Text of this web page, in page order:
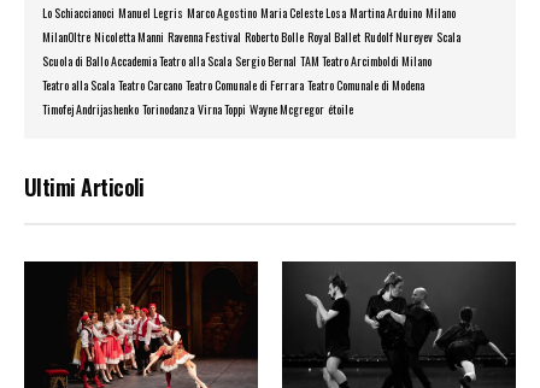
Lo Schiaccianoci Manuel Legris Marco Agostino Maria Celeste Losa Martina Arduino Milano
MilanOltre Nicoletta Manni Ravenna Festival Roberto Bolle Royal Ballet Rudolf Nureyev Scala
Scuola di Ballo Accademia Teatro alla Scala Sergio Bernal TAM Teatro Arcimboldi Milano
Teatro alla Scala Teatro Carcano Teatro Comunale di Ferrara Teatro Comunale di Modena
Timofej Andrijashenko Torinodanza Virna Toppi Wayne Mcgregor étoile
Ultimi Articoli